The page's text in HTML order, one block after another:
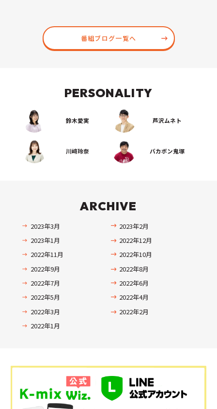
番組ブログ一覧へ
PERSONALITY
鈴木愛実 芦沢ムネト
川﨑玲奈 バカボン鬼塚
ARCHIVE
2023年3月
2023年2月
2023年1月
2022年12月
2022年11月
2022年10月
2022年9月
2022年8月
2022年7月
2022年6月
2022年5月
2022年4月
2022年3月
2022年2月
2022年1月